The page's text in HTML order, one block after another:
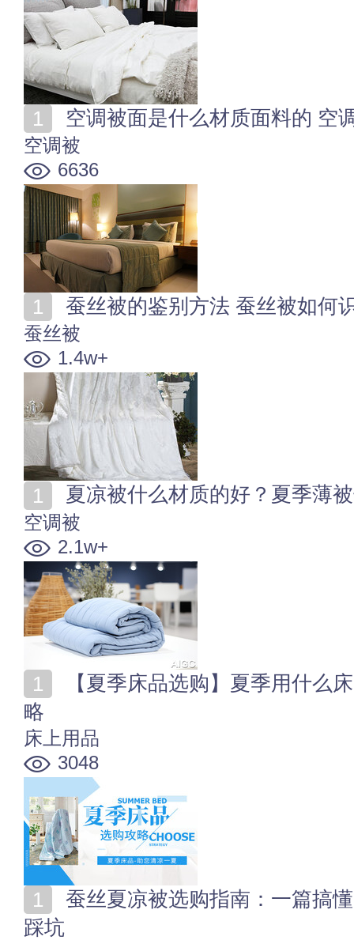
空调被面是什么材质面料的 空
空调被
6636
蚕丝被的鉴别方法 蚕丝被如何
蚕丝被
1.4w+
夏凉被什么材质的好？夏季薄
空调被
2.1w+
略
床上用品
3048
踩坑